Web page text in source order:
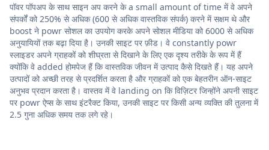
पॉवर पॉपअप के साथ साइन अप करने के a small amount of time में वे अपने
संपर्कों को 250% से अधिक (600 से अधिक वास्तविक संपर्क) करने में सक्षम थे और
boost ने powr सोशल का उपयोग करके अपने सोशल मीडिया को 6000 से अधिक
अनुयायियों तक बढ़ा दिया है। उनकी साइट पर फ़ीड। वे constantly powr
स्लाइडर अपने ग्राहकों को शीघ्रता से दिखाने के लिए एक दृश्य तरीके के रूप में हैं
क्योंकि वे added होमपेज हैं कि वास्तविक जीवन में उत्पाद कैसे दिखते हैं। यह अपने
उत्पादों को अच्छी तरह से प्रदर्शित करता है और ग्राहकों को एक बेहतरीन ऑन-साइट
अनुभव प्रदान करता है। वास्तव में वे landing on कि विज़िटर जिन्होंने अपनी साइट
पर powr ऐप्स के साथ इंटरैक्ट किया, उनकी साइट पर किसी अन्य व्यक्ति की तुलना में
2.5 गुना अधिक समय तक लगे रहे।